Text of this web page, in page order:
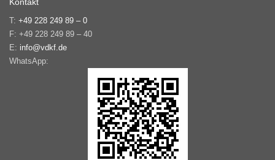
T: +49 228 249 89 – 0
F: +49 228 249 89 – 40
E: info@vdkf.de
WhatsApp: